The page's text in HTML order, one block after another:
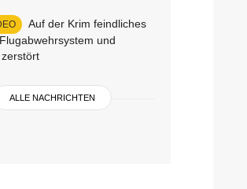
Auf der Krim feindliches
und
ALLE NACHRICHTEN